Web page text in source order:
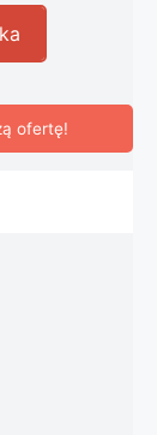
Lampa
ofertę!